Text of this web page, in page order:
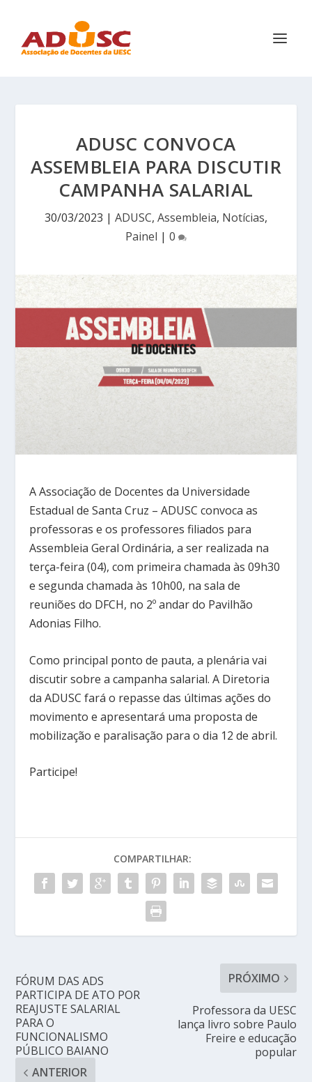
ADUSC CONVOCA
ASSEMBLEIA PARA DISCUTIR
CAMPANHA SALARIAL
30/03/2023 | ADUSC, Assembleia, Notícias,
Painel | 0
A Associação de Docentes da Universidade
Estadual de Santa Cruz – ADUSC convoca as
professoras e os professores filiados para
Assembleia Geral Ordinária, a ser realizada na
terça-feira (04), com primeira chamada às 09h30
e segunda chamada às 10h00, na sala de
reuniões do DFCH, no 2º andar do Pavilhão
Adonias Filho.
Como principal ponto de pauta, a plenária vai
discutir sobre a campanha salarial. A Diretoria
da ADUSC fará o repasse das últimas ações do
movimento e apresentará uma proposta de
mobilização e paralisação para o dia 12 de abril.
Participe!
COMPARTILHAR:
FÓRUM DAS ADS
PARTICIPA DE ATO POR
REAJUSTE SALARIAL
PARA O
FUNCIONALISMO
PÚBLICO BAIANO
ANTERIOR
PRÓXIMO
Professora da UESC
lança livro sobre Paulo
Freire e educação
popular